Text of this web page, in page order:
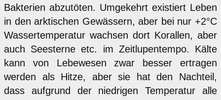
Bakterien abzutöten. Umgekehrt existiert Leben
in den arktischen Gewässern, aber bei nur +2°C
Wassertemperatur wachsen dort Korallen, aber
auch Seesterne etc. im Zeitlupentempo. Kälte
kann von Lebewesen zwar besser ertragen
werden als Hitze, aber sie hat den Nachteil,
dass aufgrund der niedrigen Temperatur alle